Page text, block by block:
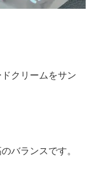
クリームをサン
バランスです。